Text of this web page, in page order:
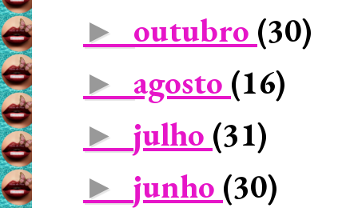
► outubro (30)
► agosto (16)
► julho (31)
► junho (30)